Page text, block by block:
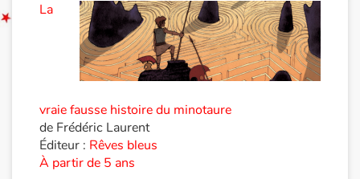
Émotions et sentiments
Formats et illustrations
Catalogue anglais
Contraste +
La
vraie fausse histoire du minotaure
de Frédéric Laurent
Éditeur : Rêves bleus
À partir de 5 ans